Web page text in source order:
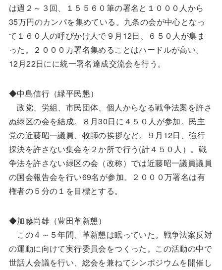
は週２～３回、１５５６０筆の署名と１０００人から
35万円のカンパを集めている。九条の会が中心となっ
て１６０人の呼びかけ人で９月12日、６５０人が集ま
った。２０００万署名集めることはハードルが高い。
12月22日にに統一署名達成交流会を行う。
◆中島信行（緑平民懇）
政党、労組、市民団体、個人からなる戦争法案を許さ
ぬ緑区の会を結成。８月30日に４５０人が参加。民主
党の近藤昭一議員、牧師の挨拶など。９月12日、強行
採決を許さない集会を２か所で行う(計４５０人）。戦
争法を許さない緑区の会（改称）では近藤昭一議員議員
の国会報告会を行い69名が参加。２０００万署名は有
権者の５分の１を目標とする。
◆加藤尚雄（豊田革新懇）
この４～５年間、革新懇は眠っていた。戦争法案反対
の運動に向けて実行委員会をつくった。この活動の中で
世話人会議を行い、総会を兼ねてシンポジウムを開催し